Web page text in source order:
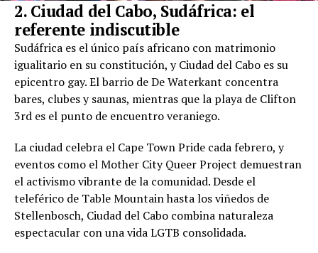
2. Ciudad del Cabo, Sudáfrica: el
referente indiscutible
Sudáfrica es el único país africano con matrimonio
igualitario en su constitución, y Ciudad del Cabo es su
epicentro gay. El barrio de De Waterkant concentra
bares, clubes y saunas, mientras que la playa de Clifton
3rd es el punto de encuentro veraniego.
La ciudad celebra el Cape Town Pride cada febrero, y
eventos como el Mother City Queer Project demuestran
el activismo vibrante de la comunidad. Desde el
teleférico de Table Mountain hasta los viñedos de
Stellenbosch, Ciudad del Cabo combina naturaleza
espectacular con una vida LGTB consolidada.